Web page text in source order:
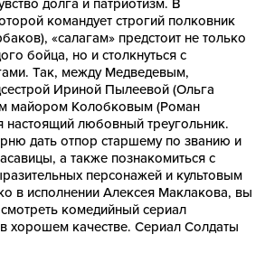
долга и патриотизм. В
командует строгий полковник
«салагам» предстоит не только
бойца, но и столкнуться с
Так, между Медведевым,
Ириной Пылеевой (Ольга
майором Колобковым (Роман
настоящий любовный треугольник.
дать отпор старшему по званию и
а также познакомиться с
персонажей и культовым
в исполнении Алексея Маклакова, вы
комедийный сериал
хорошем качестве. Сериал Солдаты